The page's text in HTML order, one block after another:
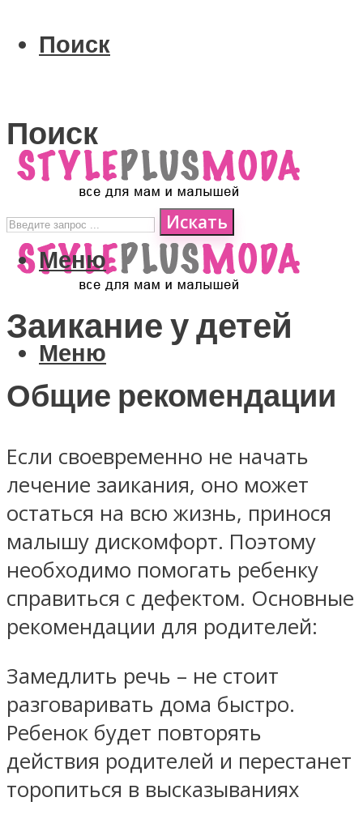
Поиск
Поиск
Искать
Меню
Меню
Заикание у детей
Общие рекомендации
Если своевременно не начать
лечение заикания, оно может
остаться на всю жизнь, принося
малышу дискомфорт. Поэтому
необходимо помогать ребенку
справиться с дефектом. Основные
рекомендации для родителей:
Замедлить речь – не стоит
разговаривать дома быстро.
Ребенок будет повторять
действия родителей и перестанет
торопиться в высказываниях